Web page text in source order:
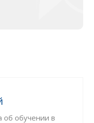
об обучении в